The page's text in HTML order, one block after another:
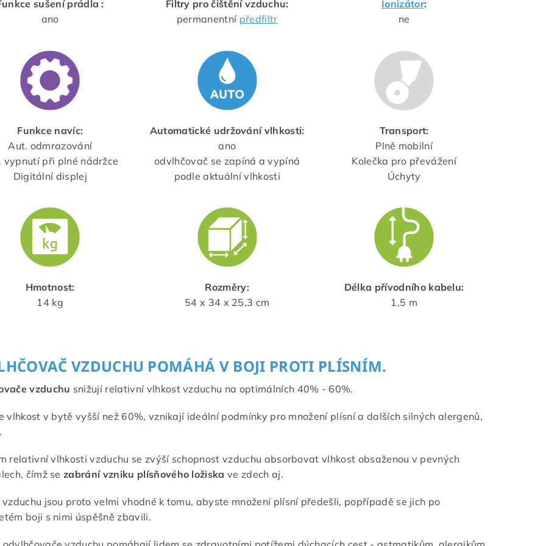
sušení prádla :
ano
Filtry pro čištění vzduchu:
permanentní předfiltr
Ionizátor:
ne
Funkce navíc:
Aut. odmrazování
vypnutí při plné nádržce
Digitální displej
Automatické udržování vlhkosti:
ano
odvlhčovač se zapíná a vypíná
podle aktuální vlhkosti
Transport:
Plně mobilní
Kolečka pro převážení
Úchyty
Hmotnost:
14 kg
Rozměry:
54 x 34 x 25,3 cm
Délka přívodního kabelu:
1,5 m
VZDUCHU POMÁHÁ V BOJI PROTI PLÍSNÍM.
vzduchu snižují relativní vlhkost vzduchu na optimálních 40% - 60%.
vlhkost v bytě vyšší než 60%, vznikají ideální podmínky pro množení plísní a dalších silných alergenů,
relativní vlhkosti vzduchu se zvýší schopnost vzduchu absorbovat vlhkost obsaženou v pevných
čímž sezabrání vzniku plísňového ložiska ve zdech aj.
vzduchu jsou proto velmi vhodné k tomu, abyste množení plísní předešli, popřípadě se jich po
boji s nimi úspěšně zbavili.